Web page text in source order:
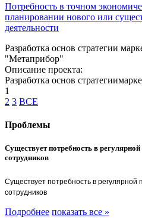
Потребность в точном
планировании нового или
деятельности
Разработка основ стратегии
"Метаприбор"
Описание проекта:
Разработка основ
1
2 3 ВСЕ
Проблемы
Существует потребность в
сотрудников
Существует потребность в регулярной
сотрудников
Подробнее показать все »